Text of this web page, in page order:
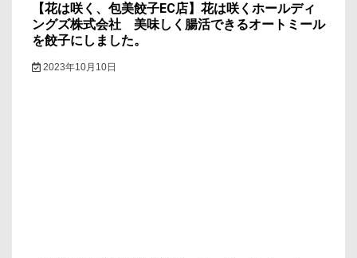
【花は咲く、包美餃子EC店】花は咲くホールディ
ングズ株式会社 美味しく腸活できるオートミール
を餃子にしました。
2023年10月10日